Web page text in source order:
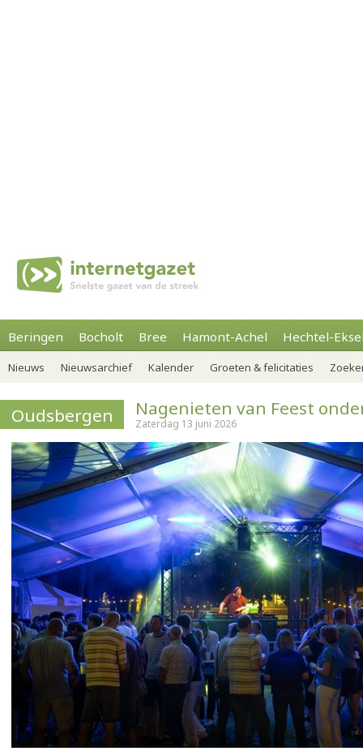
Beringen Bocholt Bree Hamont-Achel Hechtel-
Nieuws Nieuwsarchief Kalender Groeten & felicitaties
Oudsbergen Nagenieten van Feest
Zaterdag 13 juni 2026